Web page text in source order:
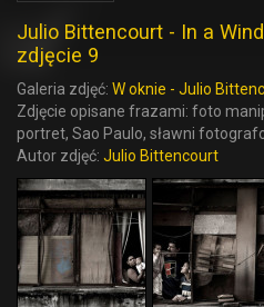
Julio Bittencourt - In a
zdjęcie 9
Galeria zdjęć: W oknie - Julio
Zdjęcie opisane frazami: foto
portret, Sao Paulo, sławni
Autor zdjęć: Julio Bittencourt